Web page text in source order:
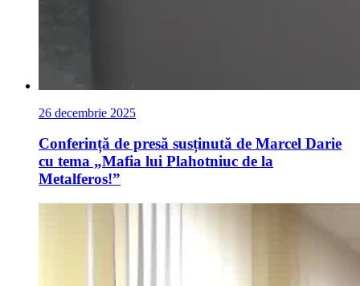
26 decembrie 2025
Conferință de presă susținută de Marcel Darie
cu tema „Mafia lui Plahotniuc de la
Metalferos!”